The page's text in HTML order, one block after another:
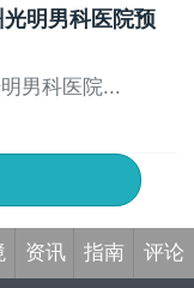
明男科医院预
男科医院...
资讯 指南 评论